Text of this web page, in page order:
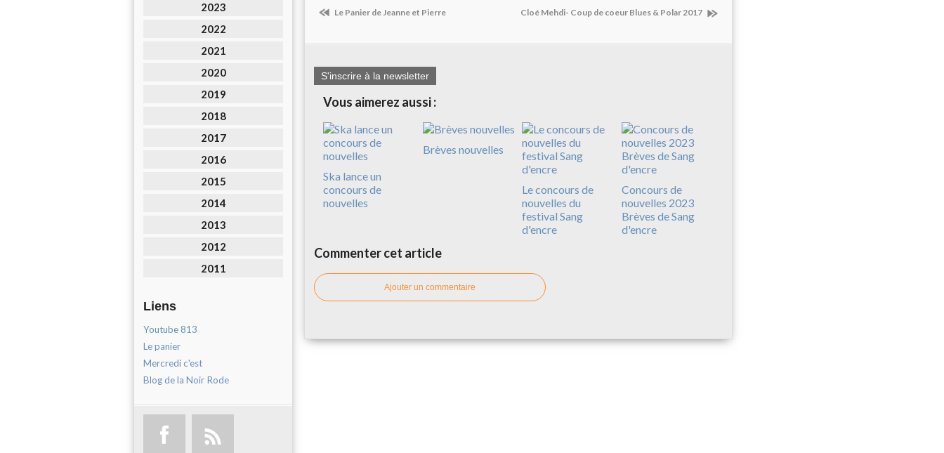
2023
2022
2021
2020
2019
2018
2017
2016
2015
2014
2013
2012
2011
Liens
Youtube 813
Le panier
Mercredi c'est
Blog de la Noir Rode
Le Panier de Jeanne et Pierre Cloé Mehdi- Coup de coeur Blues & Polar 2017
S'inscrire à la newsletter
Vous aimerez aussi :
Ska lance un
concours de
nouvelles
Brèves nouvelles
Le concours de
nouvelles du
festival Sang
d'encre
Concours de
nouvelles 2023
Brèves de Sang
d'encre
Commenter cet article
Ajouter un commentaire